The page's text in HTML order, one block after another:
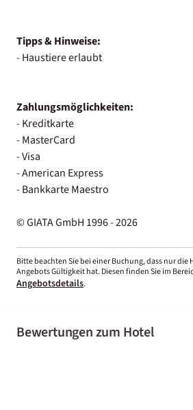
Tipps & Hinweise:
- Haustiere erlaubt
Zahlungsmöglichkeiten:
- Kreditkarte
- MasterCard
- Visa
- American Express
- Bankkarte Maestro
© GIATA GmbH 1996 - 2026
Bitte beachten Sie bei einer Buchung, dass nur
Angebots Gültigkeit hat. Diesen finden Sie im
Angebotsdetails.
Bewertungen zum Hotel